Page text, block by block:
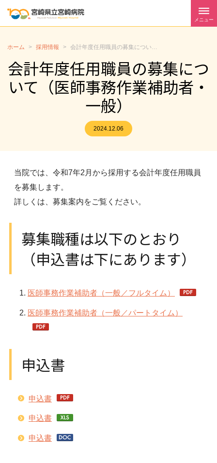
メニュー
ホーム > 採用情報 > 会計年度任用職員の募集について（医師事務作業補助者・一般）
会計年度任用職員の募集につ
いて（医師事務作業補助者・
一般）
2024.12.06
当院では、令和7年2月から採用する会計年度任用職員
を募集します。
詳しくは、募集案内をご覧ください。
募集職種は以下のとおり
（申込書は下にあります）
医師事務作業補助者（一般／フルタイム）
医師事務作業補助者（一般／パートタイム）
申込書
申込書
申込書
申込書